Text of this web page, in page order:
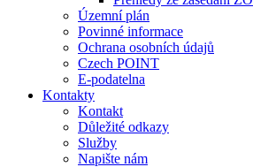
Územní plán
Povinné informace
Ochrana osobních údajů
Czech POINT
E-podatelna
Kontakty
Kontakt
Důležité odkazy
Služby
Napište nám